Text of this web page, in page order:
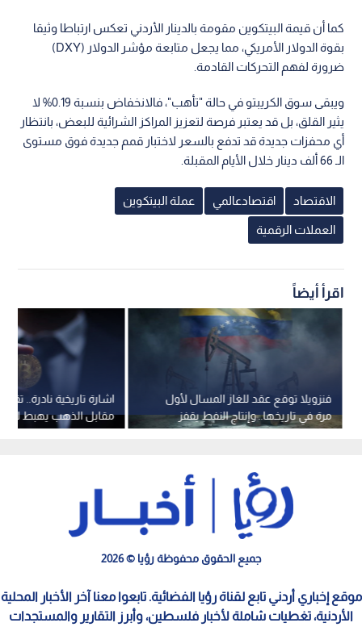
كما أن قيمة البيتكوين مقومة بالدينار الأردني تعكس ارتباطا وثيقا
بقوة الدولار الأمريكي، مما يجعل متابعة مؤشر الدولار (DXY)
ضرورة لفهم التحركات القادمة.
ويبقى سوق الكريبتو في حالة "تأهب"، فالانخفاض بنسبة 0.19% لا
يثير القلق، بل قد يعتبر فرصة لتعزيز المراكز الشرائية للبعض، بانتظار
أي محفزات جديدة قد تدفع بالسعر لاختبار قمم جديدة فوق مستوى
الـ 66 ألف دينار خلال الأيام المقبلة.
الاقتصاد اقتصادعالمي عملة البيتكوين
العملات الرقمية
اقرأ أيضاً
اشارة تاريخية نادرة..
مقابل الذهب يهبط
وسط توقعات بموجة
فنزويلا توقع عقد للغاز المسال لأول
مرة في تاريخها.. وإنتاج النفط يقفز
لأعلى مستوى منذ عقد
جميع الحقوق محفوظة رؤيا © 2026
موقع إخباري أردني تابع لقناة رؤيا الفضائية. تابعوا معنا آخر الأخبار المحلية
الأردنية، تغطيات شاملة لأخبار فلسطين، وأبرز التقارير والمستجدات